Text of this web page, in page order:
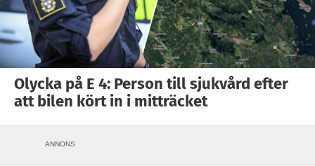
Olycka på E 4: Person till sjukvård efter
att bilen kört in i mitträcket
ANNONS